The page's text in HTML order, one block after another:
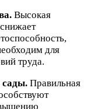
Высокая
для
труда.
сады. Правильная